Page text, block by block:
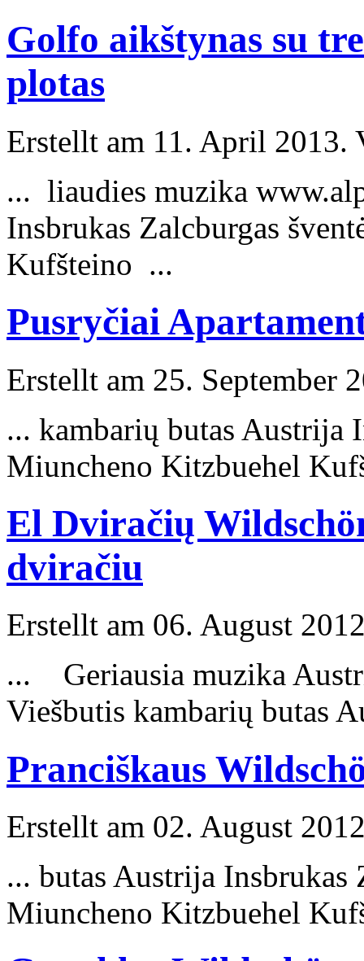
Golfo aikštynas su
plotas
Erstellt am 11. April 2013.
... liaudies muzika
Insbrukas Zalcburgas
Kufšteino ...
Pusryčiai
Erstellt am 25. September
... kambarių butas Austrija
Miuncheno Kitzbuehel
El Dviračių
dviračiu
Erstellt am 06. August
... Geriausia muzika
Viešbutis kambarių butas
Pranciškaus
Erstellt am 02. August
... butas Austrija Insbrukas
Miuncheno Kitzbuehel